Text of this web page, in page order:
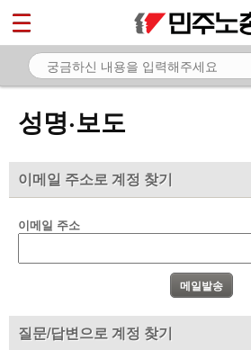
성명·보도
이메일 주소로 계정 찾기
이메일 주소
질문/답변으로 계정 찾기
마이페이지
소개
- 공지사항
- 성명·보도
부설기관